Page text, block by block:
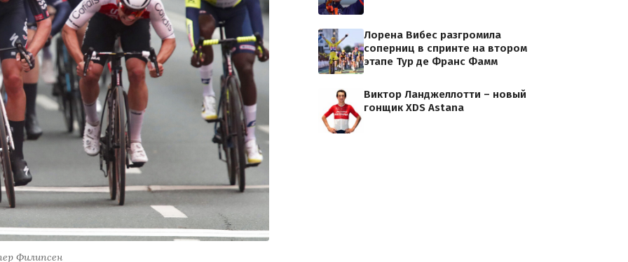
Филипсен
Лорена Вибес разгромила
соперниц в спринте на втором
этапе Тур де Франс Фамм
Виктор Ланджеллотти – новый
гонщик XDS Astana